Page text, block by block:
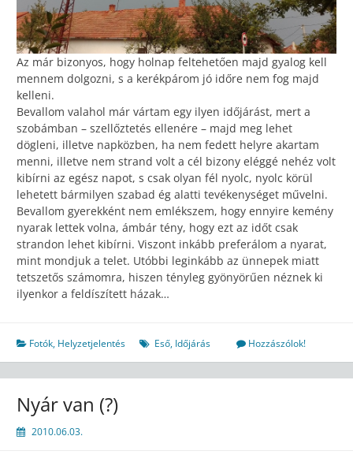
Az már bizonyos, hogy holnap feltehetően majd gyalog kell
mennem dolgozni, s a kerékpárom jó időre nem fog majd
kelleni.
Bevallom valahol már vártam egy ilyen időjárást, mert a
szobámban – szellőztetés ellenére – majd meg lehet
dögleni, illetve napközben, ha nem fedett helyre akartam
menni, illetve nem strand volt a cél bizony eléggé nehéz volt
kibírni az egész napot, s csak olyan fél nyolc, nyolc körül
lehetett bármilyen szabad ég alatti tevékenységet művelni.
Bevallom gyerekként nem emlékszem, hogy ennyire kemény
nyarak lettek volna, ámbár tény, hogy ezt az időt csak
strandon lehet kibírni. Viszont inkább preferálom a nyarat,
mint mondjuk a telet. Utóbbi leginkább az ünnepek miatt
tetszetős számomra, hiszen tényleg gyönyörűen néznek ki
ilyenkor a feldíszített házak…
Fotók, Helyzetjelentés Eső, Időjárás Hozzászólok!
Nyár van (?)
2010.06.03.